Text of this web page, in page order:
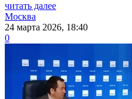
читать далее
Москва
24 марта 2026, 18:40
0